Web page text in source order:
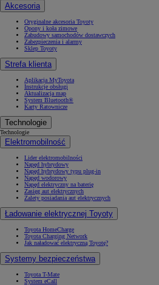
Akcesoria
Oryginalne akcesoria Toyoty
Opony i koła zimowe
Zabudowy samochodów dostawczych
Zabezpieczenia i alarmy
Sklep Toyoty
Strefa klienta
Aplikacja MyToyota
Instrukcje obsługi
Aktualizacja map
System Bluetooth®
Karty Ratownicze
Technologie
Technologie
Elektromobilność
Lider elektromobilności
Napęd hybrydowy
Napęd hybrydowy typu plug-in
Napęd wodorowy
Napęd elektryczny na baterię
Zasięg aut elektrycznych
Zalety posiadania aut elektrycznych
Ładowanie elektrycznej Toyoty
Toyota HomeCharge
Toyota Charging Network
Jak naładować elektryczną Toyotę?
Systemy bezpieczeństwa
Toyota T-Mate
System eCall